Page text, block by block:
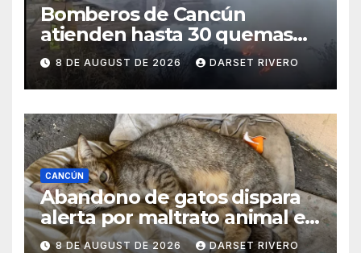
Bomberos de Cancún
atienden hasta 30 quemas
de basura y áreas verdes
durante el mes de Julio
8 DE AUGUST DE 2026 DARSET RIVERO
CANCÚN
Abandono de gatos dispara
alerta por maltrato animal en
Cancún
8 DE AUGUST DE 2026 DARSET RIVERO